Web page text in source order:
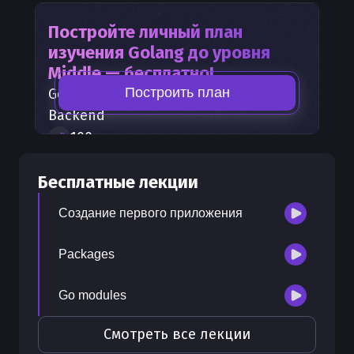
Постройте личный план
изучения Golangдо уровня
Middle — бесплатно!
Golang
— часть карты развития
Backend
100+шагов развития
300 бонусных рублей
Построить план
Бесплатные лекции
Создание первого приложения
Packages
Go modules
Смотреть все лекции